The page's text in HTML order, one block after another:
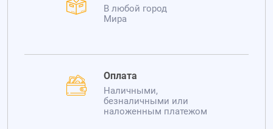
В любой город
Мира
Оплата
Наличными,
безналичными или
наложенным платежом